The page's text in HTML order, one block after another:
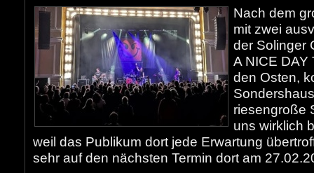
Nach dem
mit zwei
der Solinger
A NICE
den Osten,
riesengroße
uns wirklich
weil das Publikum dort jede Erwartung
sehr auf den nächsten Termin dort am